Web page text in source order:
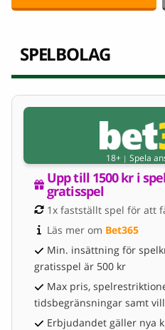
SPELBOLAG
18+ | Spela
Upp till 1500 kr i
gratisspel
1x fastställt spel för att
Läs mer om Bet365
Min. insättning för
gratisspel är 500 kr
Max pris,
tidsbegränsningar samt
Erbjudandet gäller nya